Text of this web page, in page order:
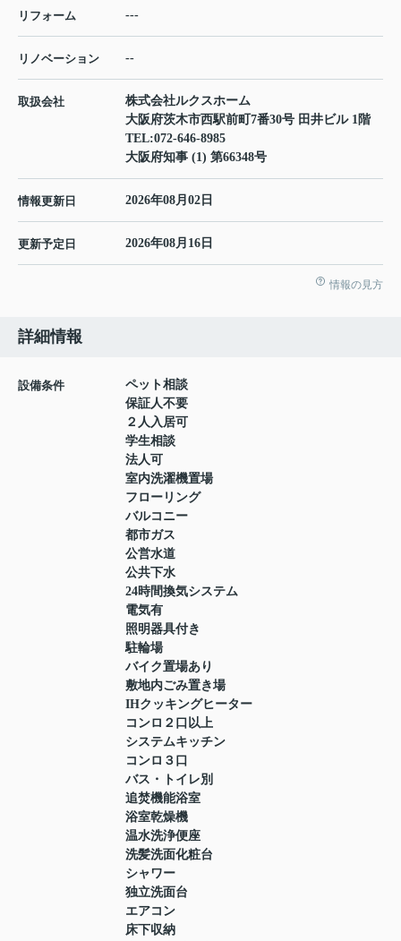
リフォーム ---
リノベーション --
取扱会社
株式会社ルクスホーム
大阪府茨木市西駅前町7番30号 田井ビル 1階
TEL:072-646-8985
大阪府知事 (1) 第66348号
情報更新日 2026年08月02日
更新予定日 2026年08月16日
情報の見方
詳細情報
設備条件
ペット相談
保証人不要
２人入居可
学生相談
法人可
室内洗濯機置場
フローリング
バルコニー
都市ガス
公営水道
公共下水
24時間換気システム
電気有
照明器具付き
駐輪場
バイク置場あり
敷地内ごみ置き場
IHクッキングヒーター
コンロ２口以上
システムキッチン
コンロ３口
バス・トイレ別
追焚機能浴室
浴室乾燥機
温水洗浄便座
洗髪洗面化粧台
シャワー
独立洗面台
エアコン
床下収納